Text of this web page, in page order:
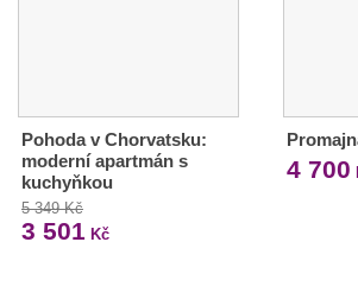
Pohoda v Chorvatsku:
moderní apartmán s
kuchyňkou
5 349 Kč
3 501 Kč
4 700